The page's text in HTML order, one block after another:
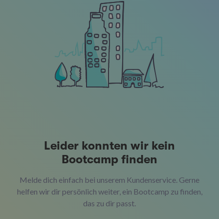
Leider konnten wir kein
Bootcamp finden
Melde dich einfach bei unserem Kundenservice. Gerne
helfen wir dir persönlich weiter, ein Bootcamp zu finden,
das zu dir passt.